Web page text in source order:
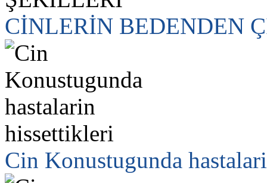
CİNLERİN BEDENDEN
Cin Konustugunda